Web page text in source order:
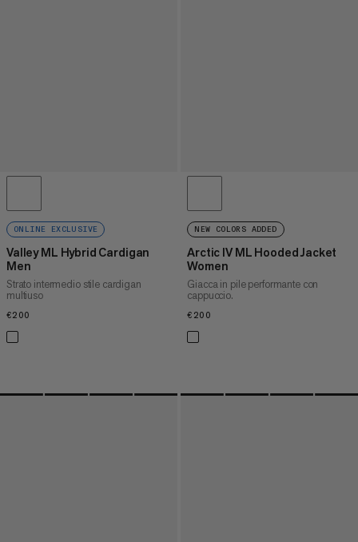
ONLINE EXCLUSIVE
Valley ML Hybrid Cardigan
Men
Strato intermedio stile cardigan
multiuso
€200
NEW COLORS ADDED
Arctic IV ML Hooded Jacket
Women
Giacca in pile performante con
cappuccio.
€200